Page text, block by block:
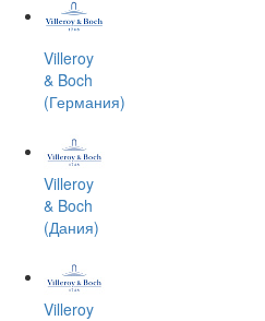
Villeroy
& Boch
(Германия)
Villeroy
& Boch
(Дания)
Villeroy